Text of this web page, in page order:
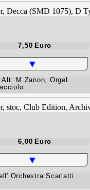
7,50 Euro
▼
M.Zanon, Orgel.
6,00 Euro
▼
Orchestra Scarlatti